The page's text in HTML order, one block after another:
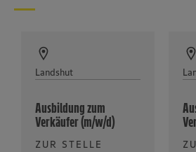
Landshut
Ausbildung zum
Verkäufer (m/w/d)
ZUR STELLE